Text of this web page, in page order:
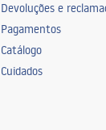
Devoluções e
Pagamentos
Catálogo
Cuidados